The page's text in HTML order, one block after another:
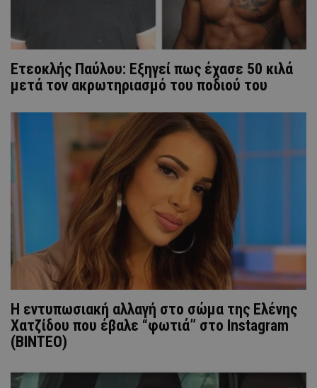
Ετεοκλής Παύλου: Εξηγεί πως έχασε 50 κιλά
μετά τον ακρωτηριασμό του ποδιού του
Η εντυπωσιακή αλλαγή στο σώμα της Ελένης
Χατζίδου που έβαλε “φωτιά” στο Instagram
(ΒΙΝΤΕΟ)